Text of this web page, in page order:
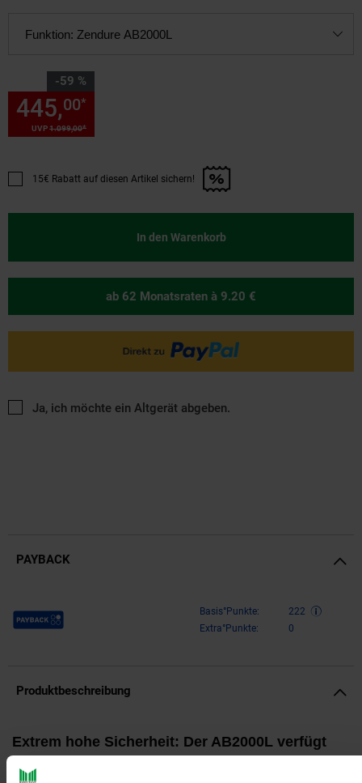
Funktion: Zendure AB2000L
-59 %
Sie Sparen 59 Prozent,
UVP1.099,00*
445,00*
Promotion "15€ Rabatt auf diesen Artikel sichern!" anwenden
15€ Rabatt auf diesen Artikel sichern!
In den Warenkorb
ab 62 Monatsraten à 9.20 €
Ja, ich möchte ein Altgerät abgeben.
PAYBACK
Payback Punkte Basis°Punkte:
222
Extra°Punkte:
0
Produktbeschreibung
Extrem hohe Sicherheit: Der AB2000L verfügt
über ein integriertes Aerosol-Feuerlöschsystem,